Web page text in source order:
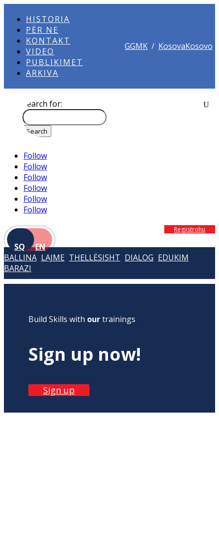
HISTORIA
PËR NE
KONTAKT
VIDEO
PUBLIKIMET
ARKIVA
GGMK / KosovaKosovo
Search for:
Follow
Follow
Follow
Follow
Follow
Follow
SQ EN
Regjistrohu
BALLINA LAJME THELLËSISHT DIALOG EDUKIM
BARAZI
Build Skills with ourtrainings
Sign up now!
Sign up